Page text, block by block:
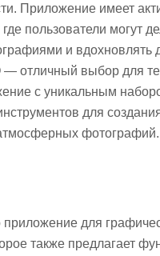
Приложение имеет
пользователи могут
и вдохновлять
— отличный выбор для
с уникальным
для
фотографий.
для
также предлагает